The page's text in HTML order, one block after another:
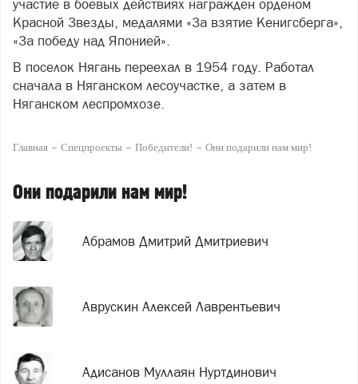
участие в боевых действиях награжден орденом
Красной Звезды, медалями «За взятие Кенигсберга»,
«За победу над Японией».
В поселок Нягань переехал в 1954 году. Работал
сначала в Няганском лесоучастке, а затем в
Няганском леспромхозе.
Главная Спецпроекты Победители! Они подарили нам мир!
Они подарили нам мир!
Абрамов Дмитрий Дмитриевич
Аврускин Алексей Лаврентьевич
Адисанов Муллаян Нуртдинович